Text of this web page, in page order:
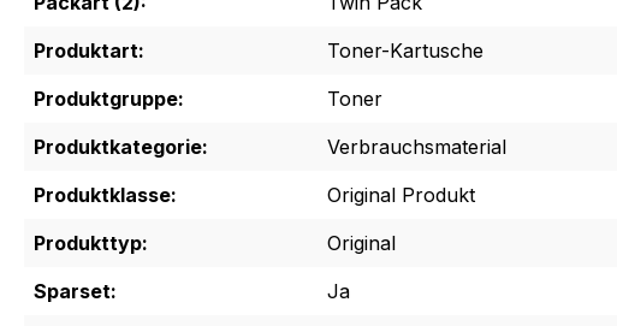
Produktart:
Toner-Kartusche
Produktgruppe:
Toner
Produktkategorie:
Verbrauchsmaterial
Produktklasse:
Original Produkt
Produkttyp:
Original
Sparset:
Ja